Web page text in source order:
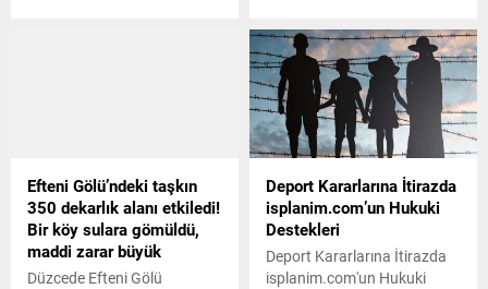
Efteni Gölü’ndeki taşkın
350 dekarlık alanı etkiledi!
Bir köy sulara gömüldü,
maddi zarar büyük
Düzcede Efteni Gölü
Deport Kararlarına İtirazda
isplanim.com’un Hukuki
Destekleri
Deport Kararlarına İtirazda
isplanim.com'un Hukuki